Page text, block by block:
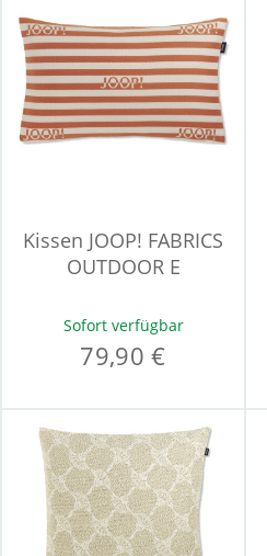
Kissen JOOP! FABRICS
OUTDOOR E
Sofort verfügbar
79,90 €